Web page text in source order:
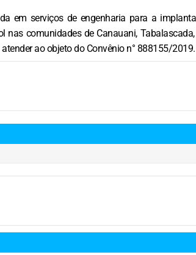
em serviços de engenharia para a
nas comunidades de Canauani,
ao objeto do Convênio n° 888155/2019.